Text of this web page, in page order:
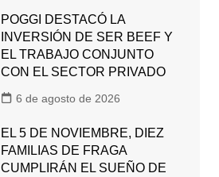
POGGI DESTACÓ LA
INVERSIÓN DE SER BEEF Y
EL TRABAJO CONJUNTO
CON EL SECTOR PRIVADO
6 de agosto de 2026
EL 5 DE NOVIEMBRE, DIEZ
FAMILIAS DE FRAGA
CUMPLIRÁN EL SUEÑO DE